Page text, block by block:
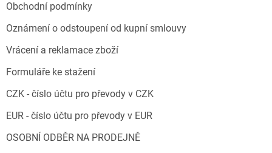
Obchodní podmínky
Oznámení o odstoupení od kupní smlouvy
Vrácení a reklamace zboží
Formuláře ke stažení
CZK - číslo účtu pro převody v CZK
EUR - číslo účtu pro převody v EUR
OSOBNÍ ODBĚR NA PRODEJNĚ